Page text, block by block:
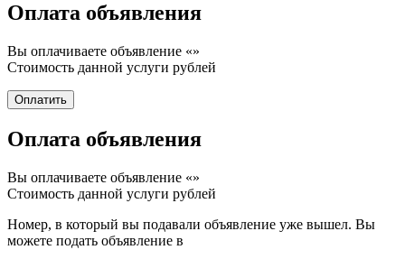
Оплата объявления
Вы оплачиваете объявление «»
Стоимость данной услуги рублей
Оплата объявления
Вы оплачиваете объявление «»
Стоимость данной услуги рублей
Номер, в который вы подавали объявление уже вышел. Вы
можете подать объявление в